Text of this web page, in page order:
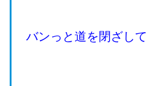
バンっと道を閉ざして